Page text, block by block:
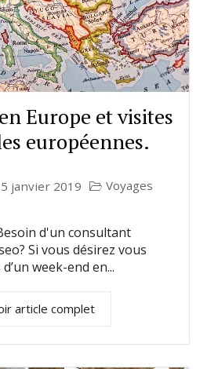
Europe et visites
européennes.
janvier 2019
Voyages
d'un consultant
Si vous désirez vous
week-end en...
article complet